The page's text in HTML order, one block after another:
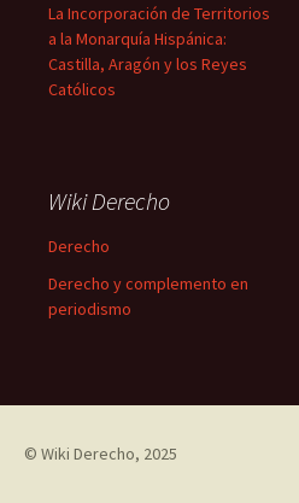
La Incorporación de Territorios
a la Monarquía Hispánica:
Castilla, Aragón y los Reyes
Católicos
Wiki Derecho
Derecho
Derecho y complemento en
periodismo
© Wiki Derecho, 2025